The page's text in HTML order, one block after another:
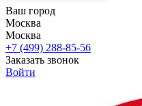
Ваш город
Москва
Москва
+7 (499) 288-85-56
Заказать звонок
Войти